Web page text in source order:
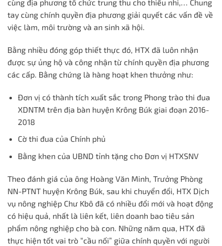
cùng địa phương tổ chức trung thu cho thiếu nhi,… Chung
tay cùng chính quyền địa phương giải quyết các vấn đề về
việc làm, môi trường và an sinh xã hội.
Bằng nhiều đóng góp thiết thực đó, HTX đã luôn nhận
được sự ủng hộ và công nhận từ chính quyền địa phương
các cấp. Bằng chứng là hàng hoạt khen thưởng như:
Đơn vị có thành tích xuất sắc trong Phong trào thi đua
XDNTM trên địa bàn huyện Krông Búk giai đoạn 2016-
2018
Cờ thi đua của Chính phủ
Bằng khen của UBND tỉnh tặng cho Đơn vị HTXSNV
Theo đánh giá của ông Hoàng Văn Minh, Trưởng Phòng
NN-PTNT huyện Krông Búk, sau khi chuyển đổi, HTX Dịch
vụ nông nghiệp Chư Kbô đã có nhiều đổi mới và hoạt động
có hiệu quả, nhất là liên kết, liên doanh bao tiêu sản
phẩm nông nghiệp cho bà con. Những năm qua, HTX đã
thực hiện tốt vai trò “cầu nối” giữa chính quyền với người